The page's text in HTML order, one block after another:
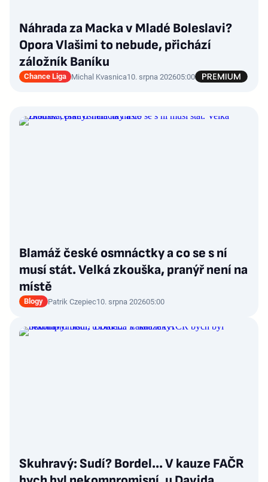
Náhrada za Macka v Mladé Boleslavi?
Opora Vlašimi to nebude, přichází
záložník Baníku
Chance Liga Michal Kvasnica10. srpna 202605:00
Blamáž české osmnáctky a co se s ní
musí stát. Velká zkouška, pranýř není na
místě
Blogy Patrik Czepiec10. srpna 202605:00
Skuhravý: Sudí? Bordel... V kauze FAČR